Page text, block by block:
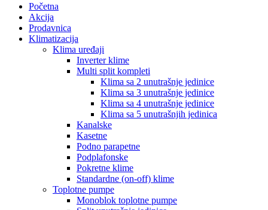
Početna
Akcija
Prodavnica
Klimatizacija
Klima uređaji
Inverter klime
Multi split kompleti
Klima sa 2 unutrašnje jedinice
Klima sa 3 unutrašnje jedinice
Klima sa 4 unutrašnje jedinice
Klima sa 5 unutrašnjih jedinica
Kanalske
Kasetne
Podno parapetne
Podplafonske
Pokretne klime
Standardne (on-off) klime
Toplotne pumpe
Monoblok toplotne pumpe